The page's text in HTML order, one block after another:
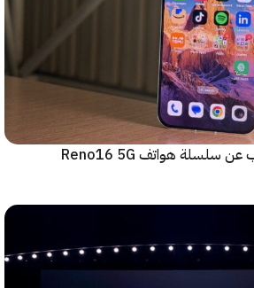
شركة Oppo تكشف النقاب عن سلسلة هواتف Reno16 5G